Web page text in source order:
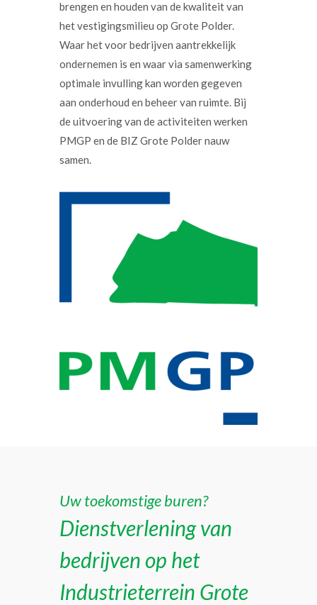
brengen en houden van de kwaliteit van
het vestigingsmilieu op Grote Polder.
Waar het voor bedrijven aantrekkelijk
ondernemen is en waar via samenwerking
optimale invulling kan worden gegeven
aan onderhoud en beheer van ruimte. Bij
de uitvoering van de activiteiten werken
PMGP en de BIZ Grote Polder nauw
samen.
Uw toekomstige buren?
Dienstverlening van
bedrijven op het
Industrieterrein Grote